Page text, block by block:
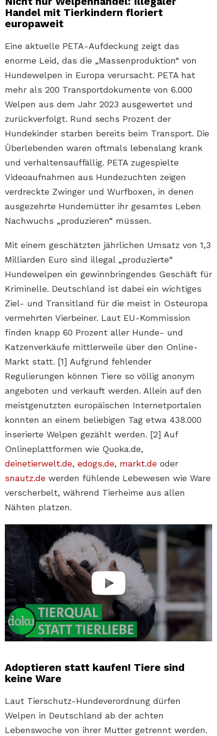
Handel mit Tierkindern floriert
europaweit
Eine aktuelle PETA-Aufdeckung zeigt das
enorme Leid, das die „Massenproduktion“ von
Hundewelpen in Europa verursacht. PETA hat
mehr als 200 Transportdokumente von 6.000
Welpen aus dem Jahr 2023 ausgewertet und
zurückverfolgt. Rund sechs Prozent der
Hundekinder starben bereits beim Transport. Die
Überlebenden waren oftmals lebenslang krank
und verhaltensauffällig. PETA zugespielte
Videoaufnahmen aus Hundezuchten zeigen
verdreckte Zwinger und Wurfboxen, in denen
ausgezehrte Hundemütter ihr gesamtes Leben
Nachwuchs „produzieren“ müssen.
Mit einem geschätzten jährlichen Umsatz von 1,3
Milliarden Euro sind illegal „produzierte“
Hundewelpen ein gewinnbringendes Geschäft für
Kriminelle. Deutschland ist dabei ein wichtiges
Ziel- und Transitland für die meist in Osteuropa
vermehrten Vierbeiner. Laut EU-Kommission
finden knapp 60 Prozent aller Hunde- und
Katzenverkäufe mittlerweile über den Online-
Markt statt. [1] Aufgrund fehlender
Regulierungen können Tiere so völlig anonym
angeboten und verkauft werden. Allein auf den
meistgenutzten europäischen Internetportalen
konnten an einem beliebigen Tag etwa 438.000
inserierte Welpen gezählt werden. [2] Auf
Onlineplattformen wie Quoka.de,
deinetierwelt.de, edogs.de, markt.de oder
snautz.de werden fühlende Lebewesen wie Ware
verscherbelt, während Tierheime aus allen
Nähten platzen.
Adoptieren statt kaufen! Tiere sind
keine Ware
Laut Tierschutz-Hundeverordnung dürfen
Welpen in Deutschland ab der achten
Lebenswoche von ihrer Mutter getrennt werden.